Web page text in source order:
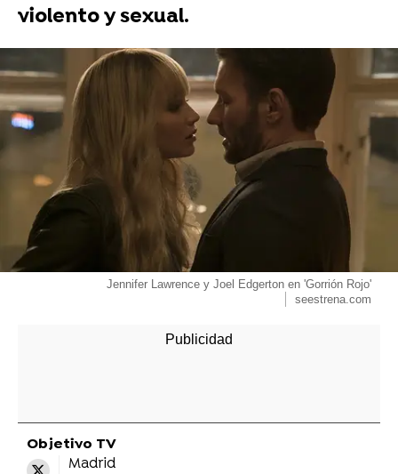
violento y sexual.
-
Jennifer Lawrence y Joel Edgerton en 'Gorrión Rojo'
seestrena.com
Objetivo TV
Madrid